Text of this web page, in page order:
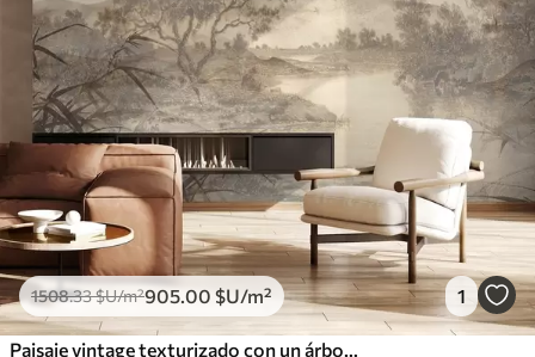
1508.33$U/m²905 .00 $U/m² 1